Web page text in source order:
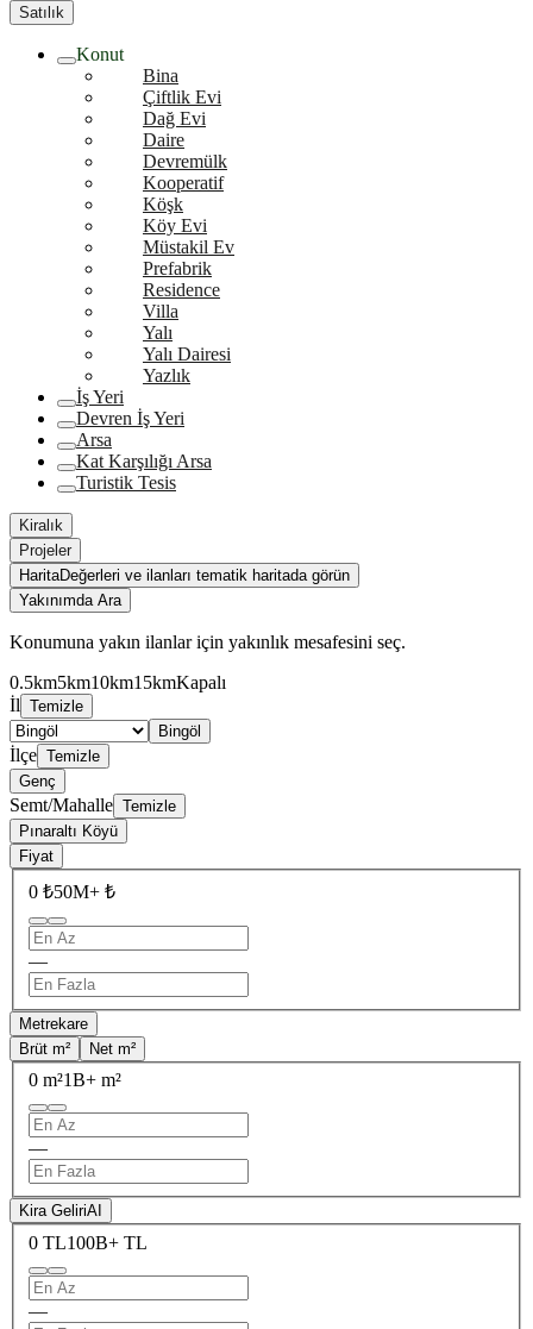
Satılık
Konut
Bina
Çiftlik Evi
Dağ Evi
Daire
Devremülk
Kooperatif
Köşk
Köy Evi
Müstakil Ev
Prefabrik
Residence
Villa
Yalı
Yalı Dairesi
Yazlık
İş Yeri
Devren İş Yeri
Arsa
Kat Karşılığı Arsa
Turistik Tesis
Kiralık
Projeler
HaritaDeğerleri ve ilanları tematik haritada görün
Yakınımda Ara
Konumuna yakın ilanlar için yakınlık mesafesini seç.
0.5km5km10km15kmKapalı
İl Temizle
Bingöl
İlçe Temizle
Genç
Semt/Mahalle Temizle
Pınaraltı Köyü
Fiyat
0 ₺50M+ ₺
—
Metrekare
Brüt m²
Net m²
0 m²1B+ m²
—
Kira GeliriAI
0 TL100B+ TL
—